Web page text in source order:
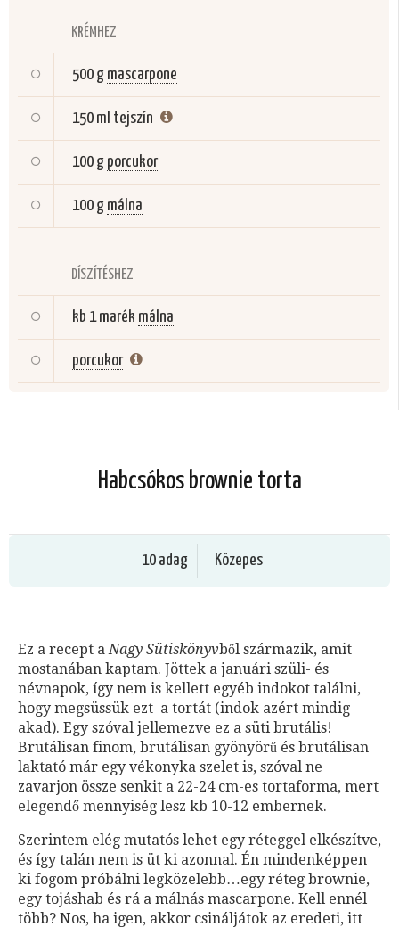
KRÉMHEZ
500 g mascarpone
150 ml tejszín
100 g porcukor
100 g málna
DÍSZÍTÉSHEZ
kb 1 marék málna
porcukor
Habcsókos brownie torta
10 adag Közepes
Ez a recept aNagy Sütiskönyvből származik, amit
mostanában kaptam. Jöttek a januári szüli- és
névnapok, így nem is kellett egyéb indokot találni,
hogy megsüssük ezt a tortát (indok azért mindig
akad). Egy szóval jellemezve ez a süti brutális!
Brutálisan finom, brutálisan gyönyörű és brutálisan
laktató már egy vékonyka szelet is, szóval ne
zavarjon össze senkit a 22-24 cm-es tortaforma, mert
elegendő mennyiség lesz kb 10-12 embernek.
Szerintem elég mutatós lehet egy réteggel elkészítve,
és így talán nem is üt ki azonnal. Én mindenképpen
ki fogom próbálni legközelebb…egy réteg brownie,
egy tojáshab és rá a málnás mascarpone. Kell ennél
több? Nos, ha igen, akkor csináljátok az eredeti, itt